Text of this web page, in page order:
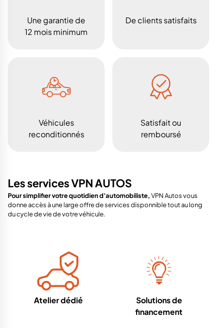
Une garantie de
12 mois minimum
De clients satisfaits
Véhicules
reconditionnés
Satisfait ou
remboursé
Les services VPN AUTOS
Pour simplifier votre quotidien d'automobiliste,VPN Autos vous
donne accès à une large offre de services disponnible tout au long
du cycle de vie de votre véhicule.
Atelier dédié
Solutions de
financement